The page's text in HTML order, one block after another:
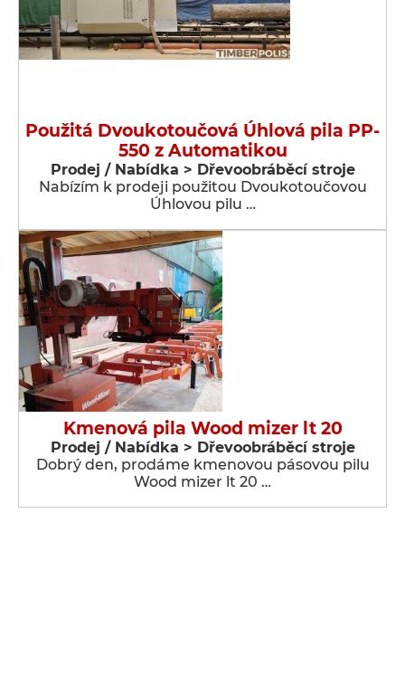
Použitá Dvoukotoučová Úhlová pila PP-
550 z Automatikou
Prodej / Nabídka > Dřevoobráběcí stroje
Nabízím k prodeji použitou Dvoukotoučovou
Úhlovou pilu …
Kmenová pila Wood mizer lt 20
Prodej / Nabídka > Dřevoobráběcí stroje
Dobrý den, prodáme kmenovou pásovou pilu
Wood mizer lt 20 …